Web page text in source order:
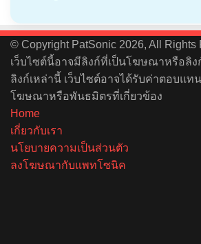
© Copyright PatSonic 2026, All Rights
เว็บไซต์นี้อาจมีลิงก์ที่เป็นโฆษณาหรือลิ
ลิงก์เหล่านี้ เว็บไซต์อาจได้รับค่าตอบแท
โฆษณาหรือพันธมิตรที่เกี่ยวข้อง
Home
เกี่ยวกับเรา
นโยบายความเป็นส่วนตัว
ลงโฆษณากับแพทโซนิค